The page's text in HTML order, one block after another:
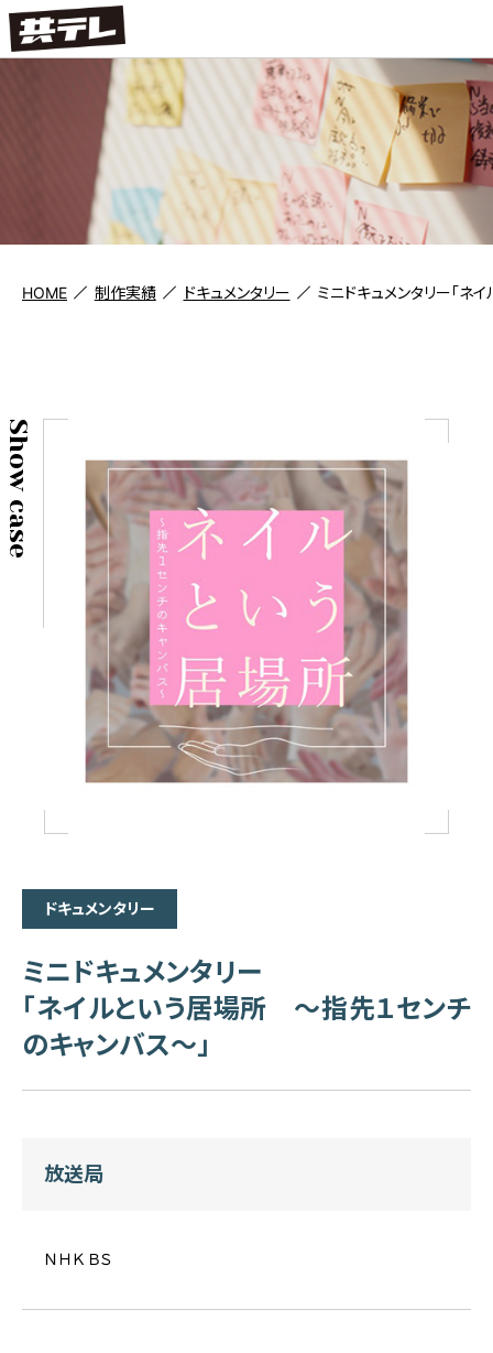
HOME 制作実績 ドキュメンタリー ミニドキュメンタリー「ネ
Show case
ドキュメンタリー
ミニドキュメンタリー
「ネイルという居場所 ～指先１センチ
のキャンバス～」
放送局
ＮＨＫ ＢＳ